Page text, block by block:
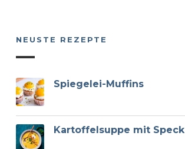
NEUSTE REZEPTE
Spiegelei-Muffins
Kartoffelsuppe mit Speck